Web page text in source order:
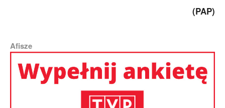
(PAP)
Afisze